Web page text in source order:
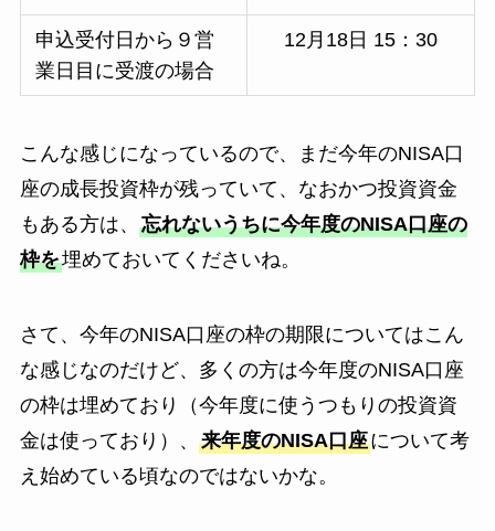
申込受付日から９営
業日目に受渡の場合
12月18日 15：30
こんな感じになっているので、まだ今年のNISA口
座の成長投資枠が残っていて、なおかつ投資資金
もある方は、 忘れないうちに今年度のNISA口座の
枠を埋めておいてくださいね。
さて、今年のNISA口座の枠の期限についてはこん
な感じなのだけど、多くの方は今年度のNISA口座
の枠は埋めており（今年度に使うつもりの投資資
金は使っており）、 来年度のNISA口座について考
え始めている頃なのではないかな。